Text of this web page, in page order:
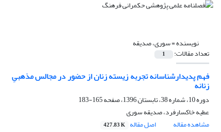
نویسنده =سوری، صدیقه
تعداد مقالات: 1
فهم پدیدارشناسانه تجربه زیسته زنان از حضور در مجالس مذهبیِ
زنانه
دوره 10، شماره 38، تابستان 1396، صفحه
165-183
عطیه خاکسارفرد، صدیقه سوری
مشاهده مقاله
اصل مقاله 427.83 K